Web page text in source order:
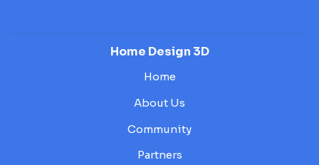
Home Design 3D
Home
About Us
Community
Partners